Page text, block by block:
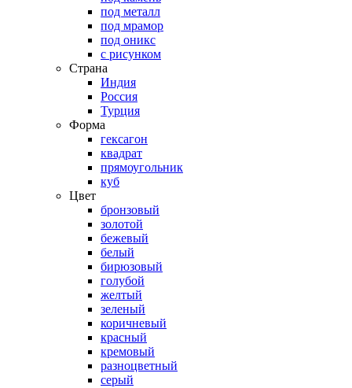
под металл
под мрамор
под оникс
с рисунком
Страна
Индия
Россия
Турция
Форма
гексагон
квадрат
прямоугольник
куб
Цвет
бронзовый
золотой
бежевый
белый
бирюзовый
голубой
желтый
зеленый
коричневый
красный
кремовый
разноцветный
серый